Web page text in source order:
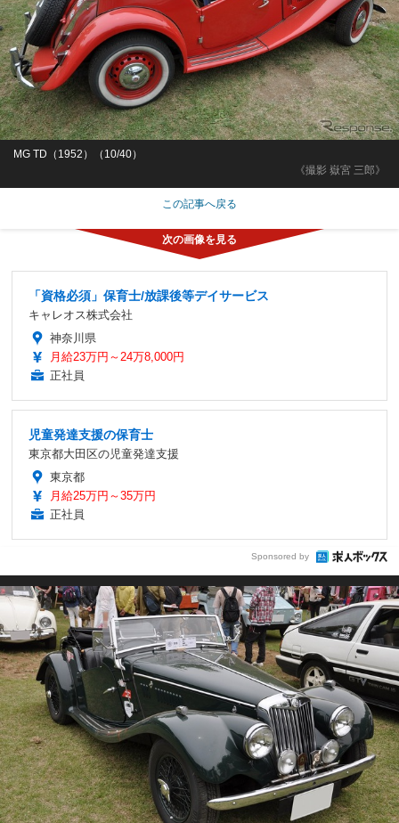
《撮影 嶽宮 三郎》
MG TD（1952）（10/40）
この記事へ戻る
「資格必須」保育士/放課後等デイサービス
キャレオス株式会社
神奈川県
月給23万円～24万8,000円
正社員
児童発達支援の保育士
東京都大田区の児童発達支援
東京都
月給25万円～35万円
正社員
Sponsored by